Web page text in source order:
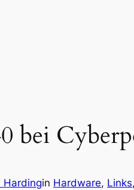
bei
Hardingin Hardware, Links,